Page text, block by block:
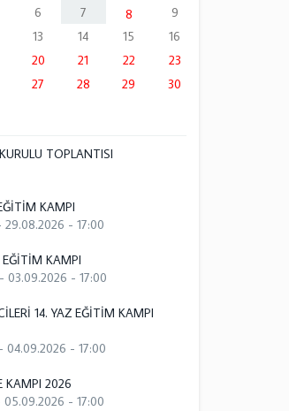
6 7 8
9
13 14 15
16
20 21 22
23
27 28 29
30
TOPLANTISI
KAMPI
29.08.2026 - 17:00
KAMPI
-03.09.2026 - 17:00
14. YAZ EĞİTİM KAMPI
-04.09.2026 - 17:00
KAMPI 2026
05.09.2026 - 17:00